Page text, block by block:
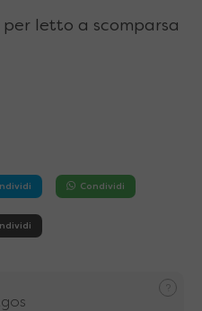
letto a scomparsa
Condividi